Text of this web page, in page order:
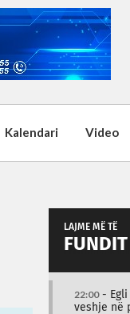
Kalendari Video
LAJME MË TË
FUNDIT
22:00- Egli
veshje në